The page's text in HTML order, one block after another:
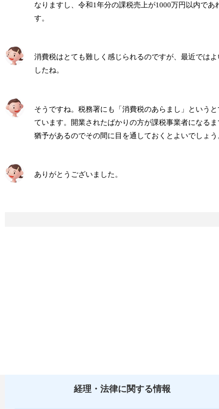
なりますし、令和1年分の課税売上が1000万円以内で
す。
消費税はとても難しく感じられるのですが、最近では
したね。
そうですね。税務署にも「消費税のあらまし」という
ています。開業されたばかりの方が課税事業者になる
猶予があるのでその間に目を通しておくとよいでしょう
ありがとうございました。
経理・法律に関する情報